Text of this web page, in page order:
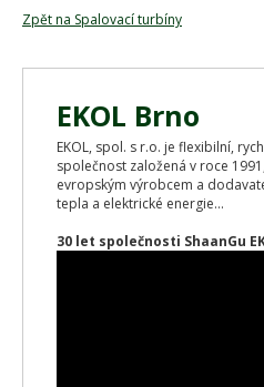
Zpět na Spalovací turbíny
EKOL Brno
EKOL, spol. s r.o. je flexibilní,
společnost založená v roce
evropským výrobcem a
tepla a elektrické energie...
30 let společnosti ShaanGu